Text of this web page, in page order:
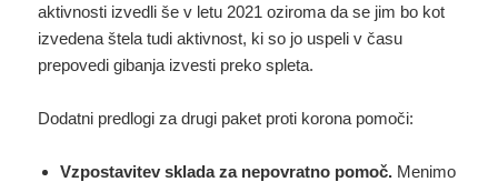
aktivnosti izvedli še v letu 2021 oziroma da se jim bo kot
izvedena štela tudi aktivnost, ki so jo uspeli v času
prepovedi gibanja izvesti preko spleta.
Dodatni predlogi za drugi paket proti korona pomoči:
Vzpostavitev sklada za nepovratno pomoč. Menimo